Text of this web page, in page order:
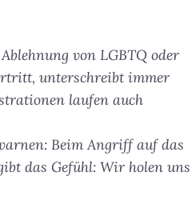
von LGBTQ oder
unterschreibt immer
laufen auch
Beim Angriff auf das
das Gefühl: Wir holen uns